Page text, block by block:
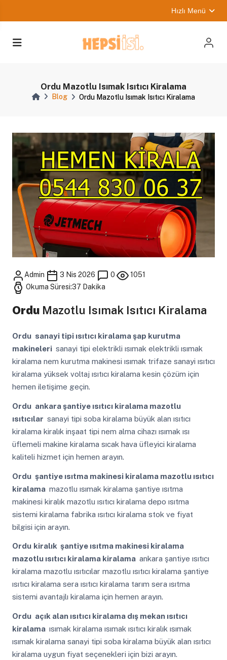
Hızlı Menü
Ordu Mazotlu Isımak Isıtıcı Kiralama
Blog Ordu Mazotlu Isımak Isıtıcı Kiralama
Admin 3 Nis 2026 0
1051
Okuma Süresi:37 Dakika
OrduMazotlu Isımak Isıtıcı Kiralama
Ordu sanayi tipi ısıtıcı kiralama şap kurutma
makineleri sanayi tipi elektrikli ısımak elektrikli ısımak
kiralama nem kurutma makinesi ısımak trifaze sanayi ısıtıcı
kiralama yüksek voltaj ısıtıcı kiralama kesin çözüm için
hemen iletişime geçin.
Ordu ankara şantiye ısıtıcı kiralama mazotlu
ısıtıcılar sanayi tipi soba kiralama büyük alan ısıtıcı
kiralama kiralık inşaat tipi nem alma cihazı ısımak ısı
üflemeli makine kiralama sıcak hava üfleyici kiralama
kaliteli hizmet için hemen arayın.
Ordu şantiye ısıtma makinesi kiralama mazotlu ısıtıcı
kiralama mazotlu ısımak kiralama şantiye ısıtma
makinesi kiralık mazotlu ısıtıcı kiralama depo ısıtma
sistemi kiralama fabrika ısıtıcı kiralama stok ve fiyat
bilgisi için arayın.
Ordu kiralık şantiye ısıtma makinesi kiralama
mazotlu ısıtıcı kiralama kiralama ankara şantiye ısıtıcı
kiralama mazotlu ısıtıcılar mazotlu ısıtıcı kiralama şantiye
ısıtıcı kiralama sera ısıtıcı kiralama tarım sera ısıtma
sistemi avantajlı kiralama için hemen arayın.
Ordu açık alan ısıtıcı kiralama dış mekan ısıtıcı
kiralama ısımak kiralama ısımak ısıtıcı kiralık ısımak
ısımak kiralama sanayi tipi soba kiralama büyük alan ısıtıcı
kiralama uygun fiyat seçenekleri için bizi arayın.